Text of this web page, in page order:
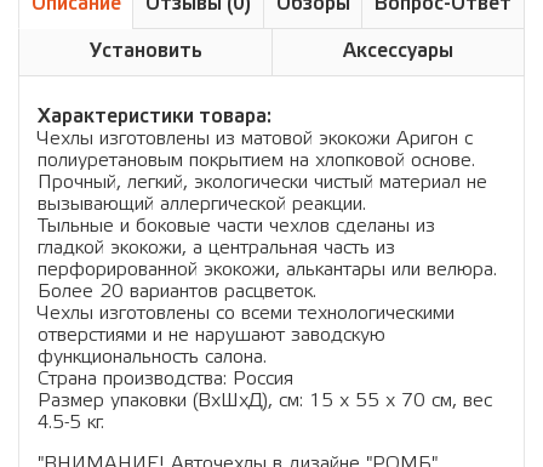
Описание Отзывы (0) Обзоры Вопрос-Ответ
Установить Аксессуары
Характеристики товара:
Чехлы изготовлены из матовой экокожи Аригон с
полиуретановым покрытием на хлопковой основе.
Прочный, легкий, экологически чистый материал не
вызывающий аллергической реакции.
Тыльные и боковые части чехлов сделаны из
гладкой экокожи, а центральная часть из
перфорированной экокожи, алькантары или велюра.
Более 20 вариантов расцветок.
Чехлы изготовлены со всеми технологическими
отверстиями и не нарушают заводскую
функциональность салона.
Страна производства: Россия
Размер упаковки (ВхШхД), см: 15 x 55 x 70 см, вес
4.5-5 кг.